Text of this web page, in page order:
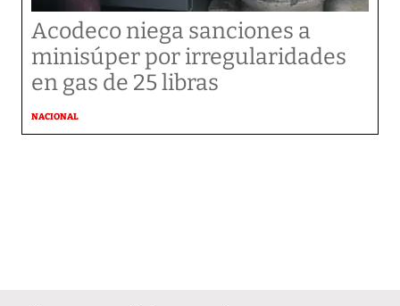
Acodeco niega sanciones a
minisúper por irregularidades
en gas de 25 libras
NACIONAL